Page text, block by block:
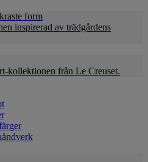
form
inspirerad av trädgårdens
kollektionen från Le Creuset.